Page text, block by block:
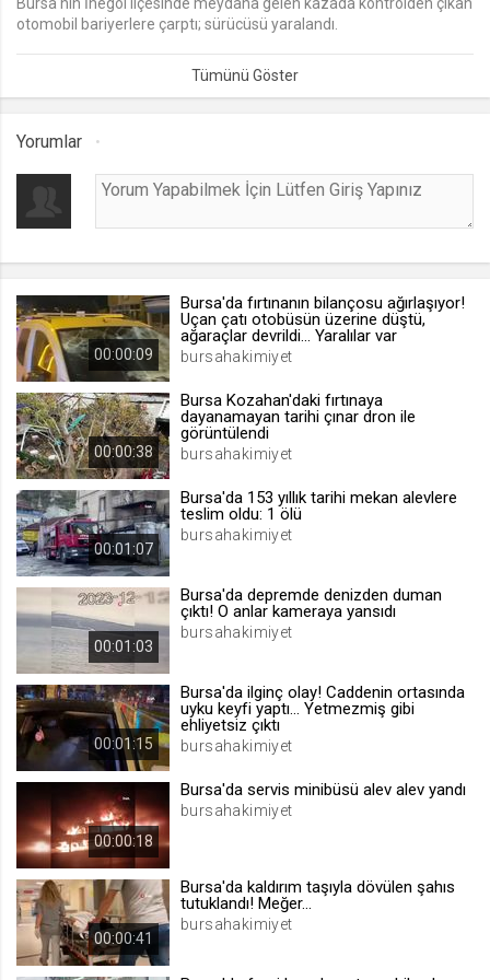
webtvs
[hash]
.web.tv
Oturum doğrulama verisi
1 ay
.web.tv
Site içeriği önerme
voteLike*
İsimsiz ziyaretçi için site içeriği
beğenme
1 ay
voteDislike*
beğenmeme
1 ay
otomobil bariyerlere çarptı; sürücüsü yaralandı.
Yorumlar
00:00:09
Bursa'da fırtınanın bilançosu ağırlaşıyor!
Uçan çatı otobüsün üzerine düştü,
ağaraçlar devrildi... Yaralılar var
bursahakimiyet
00:00:38
Bursa Kozahan'daki fırtınaya
dayanamayan tarihi çınar dron ile
görüntülendi
bursahakimiyet
00:01:07
Bursa'da 153 yıllık tarihi mekan alevlere
teslim oldu: 1 ölü
bursahakimiyet
00:01:03
Bursa'da depremde denizden duman
çıktı! O anlar kameraya yansıdı
bursahakimiyet
00:01:15
Bursa'da ilginç olay! Caddenin ortasında
uyku keyfi yaptı... Yetmezmiş gibi
ehliyetsiz çıktı
bursahakimiyet
00:00:18
Bursa'da servis minibüsü alev alev yandı
bursahakimiyet
00:00:41
Bursa'da kaldırım taşıyla dövülen şahıs
tutuklandı! Meğer...
bursahakimiyet